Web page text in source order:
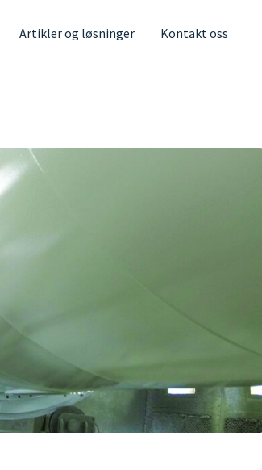
Artikler og løsninger Kontakt oss